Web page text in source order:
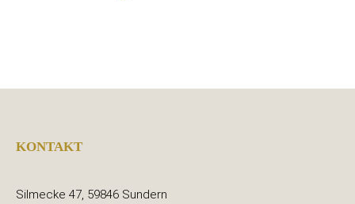
KONTAKT
Silmecke 47, 59846 Sundern